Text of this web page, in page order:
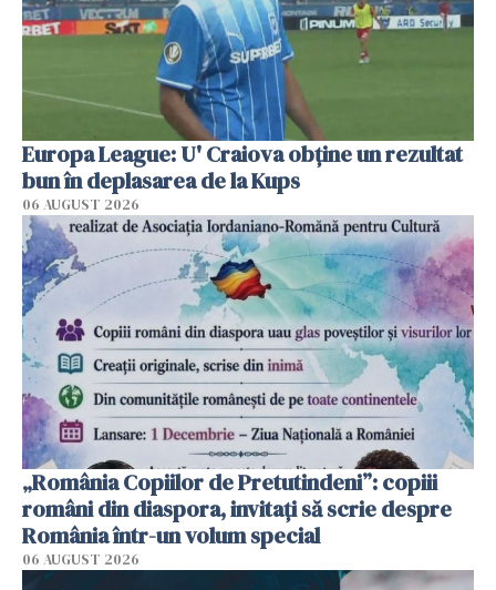
Europa League: U' Craiova obține un rezultat
bun în deplasarea de la Kups
06 AUGUST 2026
„România Copiilor de Pretutindeni”: copiii
români din diaspora, invitați să scrie despre
România într-un volum special
06 AUGUST 2026